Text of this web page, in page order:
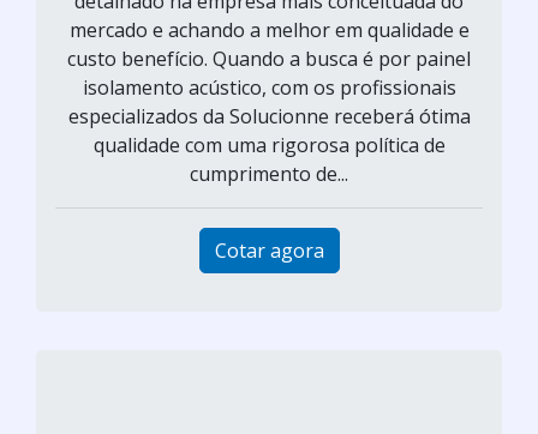
mercado e achando a melhor em qualidade e
custo benefício. Quando a busca é por painel
isolamento acústico, com os profissionais
especializados da Solucionne receberá ótima
qualidade com uma rigorosa política de
cumprimento de...
Cotar agora